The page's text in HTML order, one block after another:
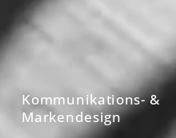
Kommunikations- &
Markendesign